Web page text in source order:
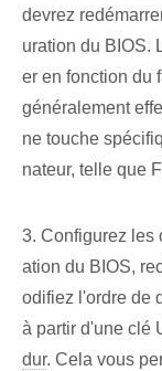
devrez
uration du BIOS.
er en fonction du
généralement
ne touche
nateur, telle que
3. Configurez les
ation du BIOS,
odifiez l'ordre de
à partir d'une clé
dur. ‍Cela vous